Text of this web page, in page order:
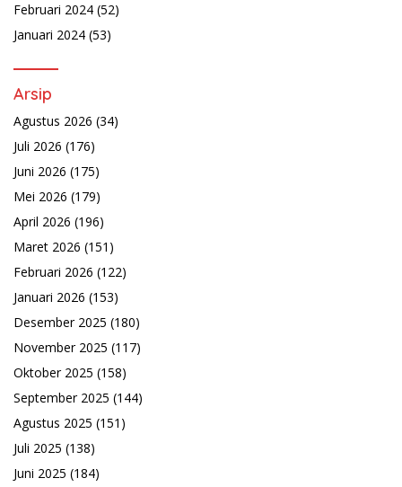
Februari 2024 (52)
Januari 2024 (53)
Arsip
Agustus 2026 (34)
Juli 2026 (176)
Juni 2026 (175)
Mei 2026 (179)
April 2026 (196)
Maret 2026 (151)
Februari 2026 (122)
Januari 2026 (153)
Desember 2025 (180)
November 2025 (117)
Oktober 2025 (158)
September 2025 (144)
Agustus 2025 (151)
Juli 2025 (138)
Juni 2025 (184)